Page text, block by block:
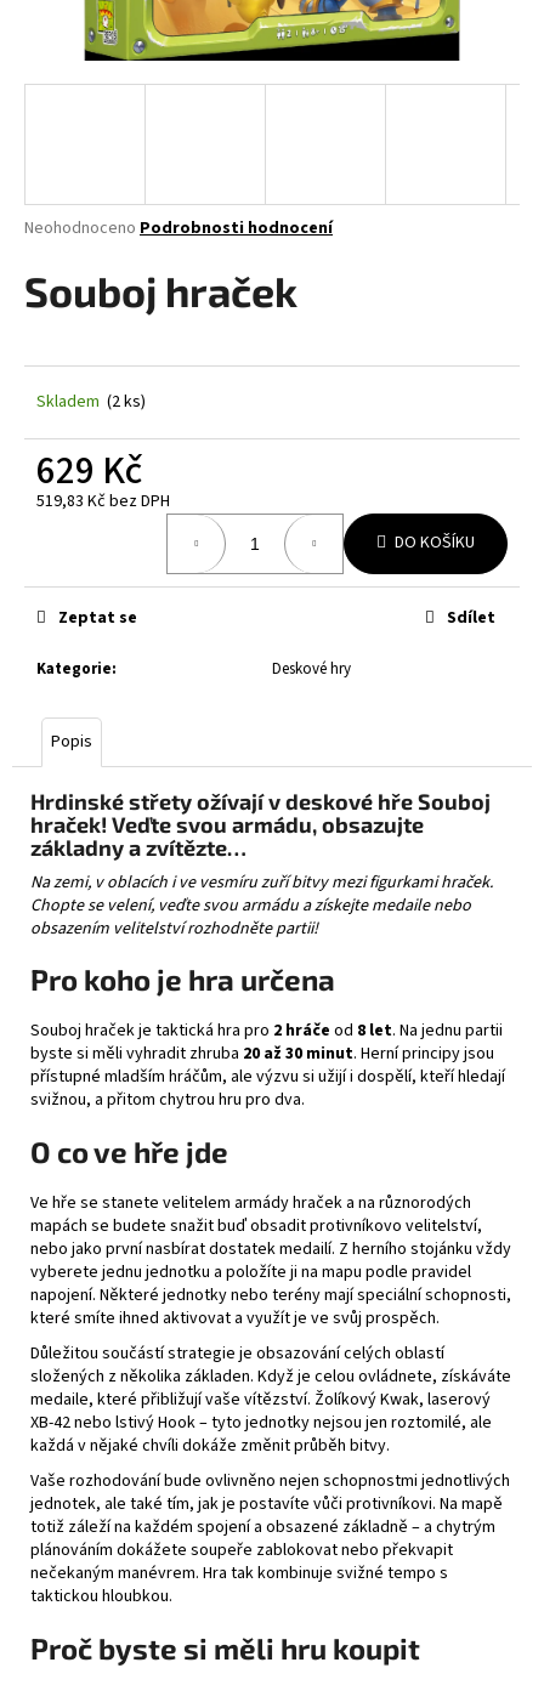
Průměrné
produktu
je
5
hvězdiček.
Neohodnoceno Podrobnosti hodnocení
Souboj hraček
Skladem (2 ks)
629 Kč
519,83 Kč bez DPH
DO KOŠÍKU
Kategorie: Deskové hry
Zeptat se Sdílet
Popis
Hrdinské střety ožívají v deskové hře Souboj
hraček! Veďte svou armádu, obsazujte
základny a zvítězte…
Na zemi, v oblacích i ve vesmíru zuří bitvy mezi figurkami hraček.
Chopte se velení, veďte svou armádu a získejte medaile nebo
obsazením velitelství rozhodněte partii!
Pro koho je hra určena
Souboj hraček je taktická hra pro 2 hráče od 8 let. Na jednu partii
byste si měli vyhradit zhruba 20 až 30 minut. Herní principy jsou
přístupné mladším hráčům, ale výzvu si užijí i dospělí, kteří hledají
svižnou, a přitom chytrou hru pro dva.
O co ve hře jde
Ve hře se stanete velitelem armády hraček a na různorodých
mapách se budete snažit buď obsadit protivníkovo velitelství,
nebo jako první nasbírat dostatek medailí. Z herního stojánku vždy
vyberete jednu jednotku a položíte ji na mapu podle pravidel
napojení. Některé jednotky nebo terény mají speciální schopnosti,
které smíte ihned aktivovat a využít je ve svůj prospěch.
Důležitou součástí strategie je obsazování celých oblastí
složených z několika základen. Když je celou ovládnete, získáváte
medaile, které přibližují vaše vítězství. Žolíkový Kwak, laserový
XB-42 nebo lstivý Hook – tyto jednotky nejsou jen roztomilé, ale
každá v nějaké chvíli dokáže změnit průběh bitvy.
Vaše rozhodování bude ovlivněno nejen schopnostmi jednotlivých
jednotek, ale také tím, jak je postavíte vůči protivníkovi. Na mapě
totiž záleží na každém spojení a obsazené základně – a chytrým
plánováním dokážete soupeře zablokovat nebo překvapit
nečekaným manévrem. Hra tak kombinuje svižné tempo s
taktickou hloubkou.
Proč byste si měli hru koupit
í
HLEDAT
o
p
o
POKÉMON
TCG:
PITCH
BLACK
BOOSTER
Kč